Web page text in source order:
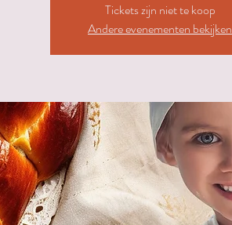
Tickets zijn niet te koop
Andere evenementen bekijken